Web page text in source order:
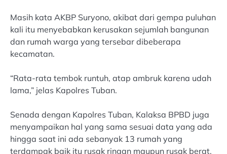
Masih kata AKBP Suryono, akibat dari gempa puluhan
kali itu menyebabkan kerusakan sejumlah bangunan
dan rumah warga yang tersebar dibeberapa
kecamatan.
“Rata-rata tembok runtuh, atap ambruk karena udah
lama,” jelas Kapolres Tuban.
Senada dengan Kapolres Tuban, Kalaksa BPBD juga
menyampaikan hal yang sama sesuai data yang ada
hingga saat ini ada sebanyak 13 rumah yang
terdampak baik itu rusak ringan maupun rusak berat.